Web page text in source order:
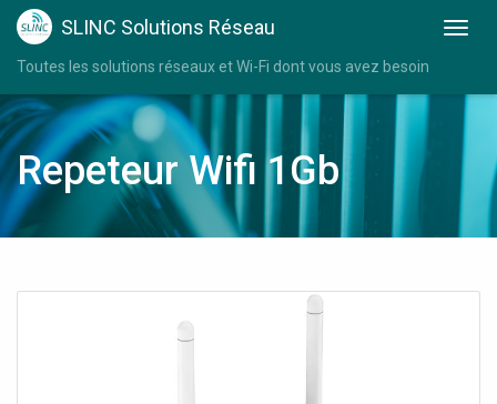
SLINC Solutions Réseau
Toutes les solutions réseaux et Wi-Fi dont vous avez besoin
Repeteur Wifi 1Gb